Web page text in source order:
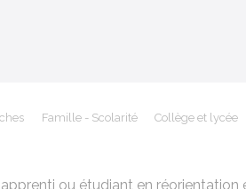
Famille - Scolarité Collège et lycée
ou étudiant en